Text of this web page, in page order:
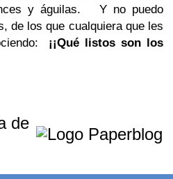
y águilas. Y no puedo
de los que cualquiera que les
¡¡Qué listos son los
de